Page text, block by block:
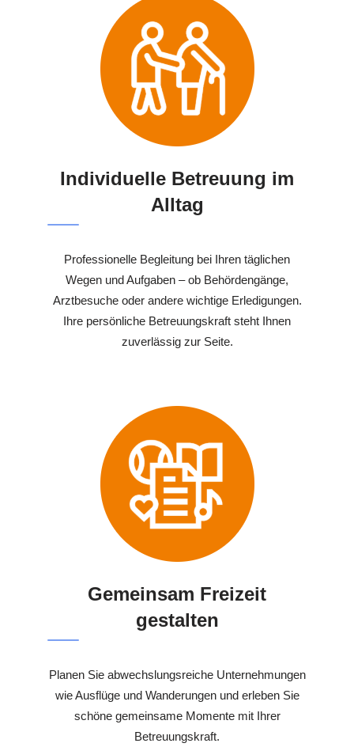
Individuelle Betreuung im
Alltag
Professionelle Begleitung bei Ihren täglichen
Wegen und Aufgaben – ob Behördengänge,
Arztbesuche oder andere wichtige Erledigungen.
Ihre persönliche Betreuungskraft steht Ihnen
zuverlässig zur Seite.
Gemeinsam Freizeit
gestalten
Planen Sie abwechslungsreiche Unternehmungen
wie Ausflüge und Wanderungen und erleben Sie
schöne gemeinsame Momente mit Ihrer
Betreuungskraft.